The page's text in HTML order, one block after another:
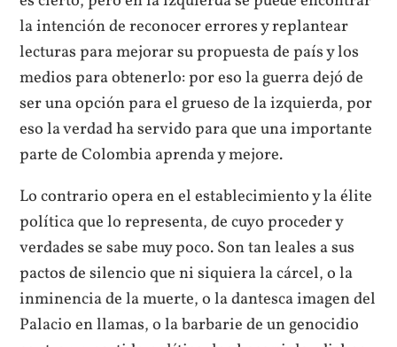
la intención de reconocer errores y replantear
lecturas para mejorar su propuesta de país y los
medios para obtenerlo: por eso la guerra dejó de
ser una opción para el grueso de la izquierda, por
eso la verdad ha servido para que una importante
parte de Colombia aprenda y mejore.
Lo contrario opera en el establecimiento y la élite
política que lo representa, de cuyo proceder y
verdades se sabe muy poco. Son tan leales a sus
pactos de silencio que ni siquiera la cárcel, o la
inminencia de la muerte, o la dantesca imagen del
Palacio en llamas, o la barbarie de un genocidio